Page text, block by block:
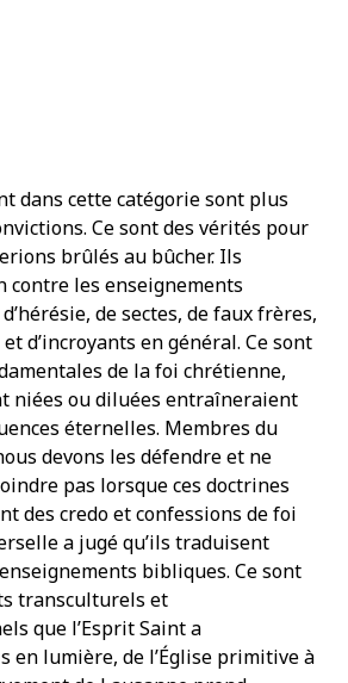
dans cette catégorie sont plus
Ce sont des vérités pour
brûlés au bûcher. Ils
contre les enseignements
de sectes, de faux frères,
d’incroyants en général. Ce sont
de la foi chrétienne,
niées ou diluées entraîneraient
éternelles. Membres du
devons les défendre et ne
pas lorsque ces doctrines
des credo et confessions de foi
a jugé qu’ils traduisent
bibliques. Ce sont
transculturels et
que l’Esprit Saint a
en lumière, de l’Église primitive à